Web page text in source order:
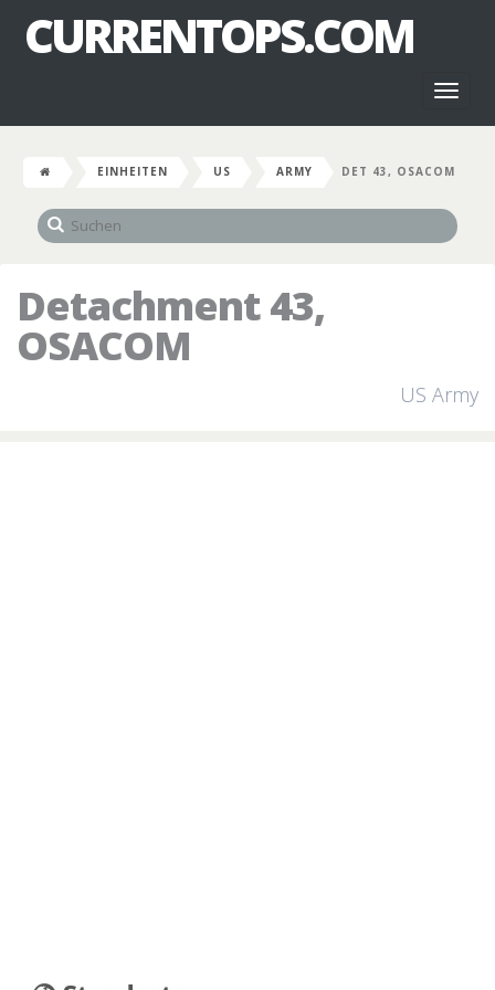
CURRENTOPS.COM
EINHEITEN US ARMY DET 43, OSACOM
Detachment 43,
OSACOM
US Army